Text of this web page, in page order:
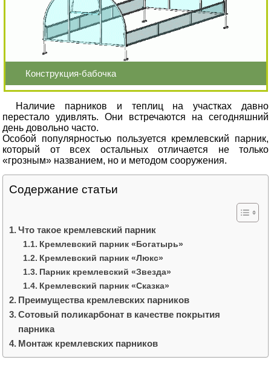
Конструкция-бабочка
Наличие парников и теплиц на участках давно
перестало удивлять. Они встречаются на сегодняшний
день довольно часто.
Особой популярностью пользуется кремлевский парник,
который от всех остальных отличается не только
«грозным» названием, но и методом сооружения.
Содержание статьи
Что такое кремлевский парник
Кремлевский парник «Богатырь»
Кремлевский парник «Люкс»
Парник кремлевский «Звезда»
Кремлевский парник «Сказка»
Преимущества кремлевских парников
Сотовый поликарбонат в качестве покрытия
парника
Монтаж кремлевских парников